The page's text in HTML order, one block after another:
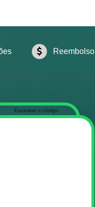
Reembolso
Escanear o código